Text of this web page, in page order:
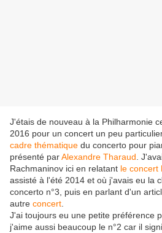
J'étais de nouveau à la Philharmonie
2016 pour un concert un peu
cadre thématique du concerto pour
présenté parAlexandre Tharaud .
Rachmaninov ici en relatant le concert
assisté à l'été 2014 et où j'avais eu la
concerto n°3, puis en parlant d'un
autre concert
J'ai toujours eu une petite préférence
j'aime aussi beaucoup le n°2 car il